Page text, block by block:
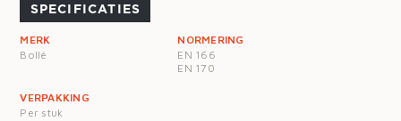
SPECIFICATIES
MERK
Bollé
NORMERING
EN 166
EN 170
VERPAKKING
Per stuk